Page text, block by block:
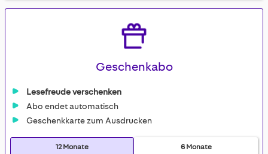
Geschenkabo
Lesefreude verschenken
Abo endet automatisch
Geschenkkarte zum Ausdrucken
12 Monate 6 Monate